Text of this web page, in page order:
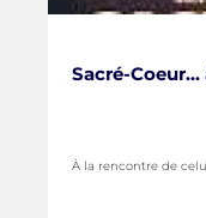
Sacré-
À la rencontre de